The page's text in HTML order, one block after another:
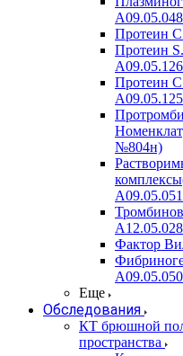
Протеин
Протеин
Протеин
№804н)
Фактор
Еще
Обследования
КТ брюшной
пространства